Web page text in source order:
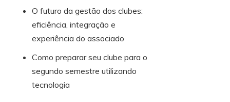
O futuro da gestão dos clubes:
eficiência, integração e
experiência do associado
Como preparar seu clube para o
segundo semestre utilizando
tecnologia